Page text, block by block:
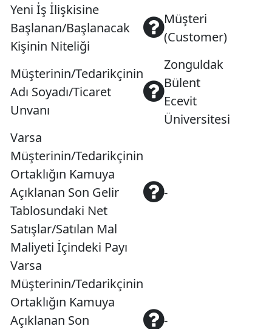
Yeni İş İlişkisine
Başlanan/Başlanacak
Kişinin Niteliği
Müşteri
(Customer)
Müşterinin/Tedarikçinin
Adı Soyadı/Ticaret
Unvanı
Zonguldak
Bülent
Ecevit
Üniversitesi
Varsa
Müşterinin/Tedarikçinin
Ortaklığın Kamuya
Açıklanan Son Gelir
Tablosundaki Net
Satışlar/Satılan Mal
Maliyeti İçindeki Payı
-
Varsa
Müşterinin/Tedarikçinin
Ortaklığın Kamuya
Açıklanan Son
-